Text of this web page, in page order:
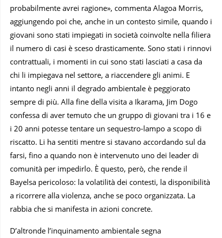
probabilmente avrei ragione», commenta Alagoa Morris,
aggiungendo poi che, anche in un contesto simile, quando i
giovani sono stati impiegati in società coinvolte nella filiera
il numero di casi è sceso drasticamente. Sono stati i rinnovi
contrattuali, i momenti in cui sono stati lasciati a casa da
chi li impiegava nel settore, a riaccendere gli animi. E
intanto negli anni il degrado ambientale è peggiorato
sempre di più. Alla fine della visita a Ikarama, Jim Dogo
confessa di aver temuto che un gruppo di giovani tra i 16 e
i 20 anni potesse tentare un sequestro-lampo a scopo di
riscatto. Li ha sentiti mentre si stavano accordando sul da
farsi, fino a quando non è intervenuto uno dei leader di
comunità per impedirlo. È questo, però, che rende il
Bayelsa pericoloso: la volatilità dei contesti, la disponibilità
a ricorrere alla violenza, anche se poco organizzata. La
rabbia che si manifesta in azioni concrete.
D’altronde l’inquinamento ambientale segna